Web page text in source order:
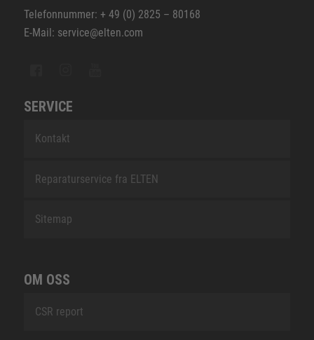
Telefonnummer: + 49 (0) 2825 – 80168
E-Mail: service@elten.com
SERVICE
Kontakt
Reparaturservice fra ELTEN
Sitemap
OM OSS
CSR report